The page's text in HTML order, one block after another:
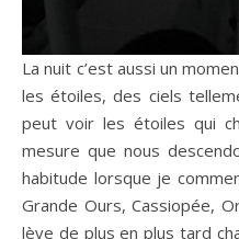
La nuit c’est aussi un
les étoiles, des ciels
peut voir les étoiles qui
mesure que nous
habitude lorsque je
Grande Ours, Cassiopée,
lève de plus en plus tard